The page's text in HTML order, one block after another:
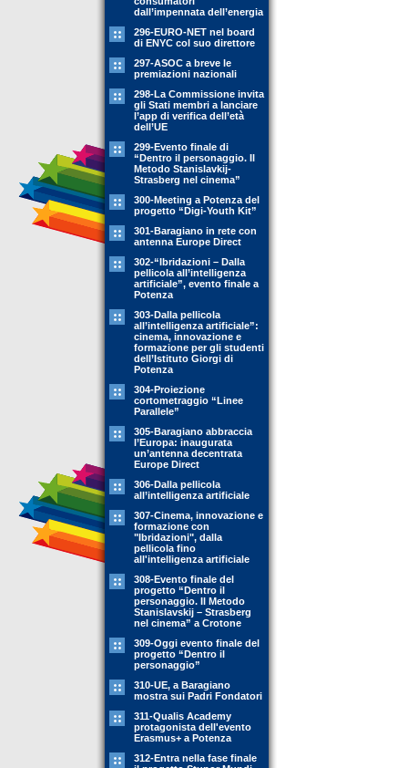
dall’impennata dell’energia
296-EURO-NET nel board
di ENYC col suo direttore
297-ASOC a breve le
premiazioni nazionali
298-La Commissione invita
gli Stati membri a lanciare
l’app di verifica dell’età
dell’UE
299-Evento finale di
“Dentro il personaggio. Il
Metodo Stanislavkij-
Strasberg nel cinema”
300-Meeting a Potenza del
progetto “Digi-Youth Kit”
301-Baragiano in rete con
antenna Europe Direct
302-“Ibridazioni – Dalla
pellicola all’intelligenza
artificiale”, evento finale a
Potenza
303-Dalla pellicola
all’intelligenza artificiale”:
cinema, innovazione e
formazione per gli studenti
dell’Istituto Giorgi di
Potenza
304-Proiezione
cortometraggio “Linee
Parallele”
305-Baragiano abbraccia
l’Europa: inaugurata
un’antenna decentrata
Europe Direct
306-Dalla pellicola
all’intelligenza artificiale
307-Cinema, innovazione e
formazione con
"Ibridazioni", dalla
pellicola fino
all'intelligenza artificiale
308-Evento finale del
progetto “Dentro il
personaggio. Il Metodo
Stanislavskij – Strasberg
nel cinema” a Crotone
309-Oggi evento finale del
progetto “Dentro il
personaggio”
310-UE, a Baragiano
mostra sui Padri Fondatori
311-Qualis Academy
protagonista dell'evento
Erasmus+ a Potenza
312-Entra nella fase finale